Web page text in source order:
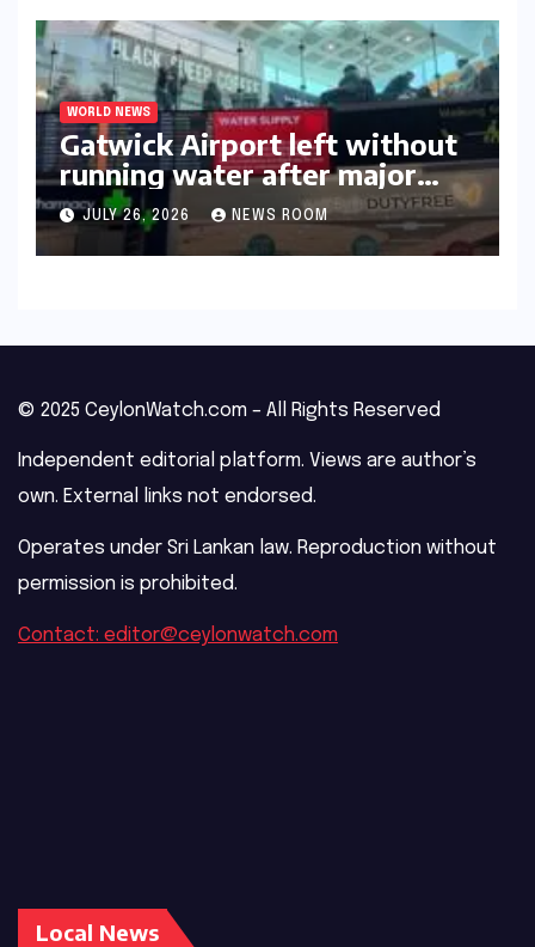
WORLD NEWS
Gatwick Airport left without
running water after major
outage​​
JULY 26, 2026 NEWS ROOM
© 2025 CeylonWatch.com – All Rights Reserved
Independent editorial platform. Views are author’s
own. External links not endorsed.
Operates under Sri Lankan law. Reproduction without
permission is prohibited.
Contact: editor@ceylonwatch.com
Local News